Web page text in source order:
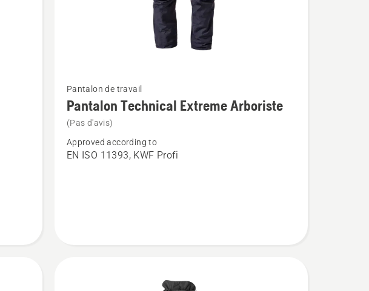
plus
détails
sur
Pantalon de travail
Pantalon Technical Extreme Arboriste
(Pas d'avis)
Approved according to
EN ISO 11393, KWF Profi